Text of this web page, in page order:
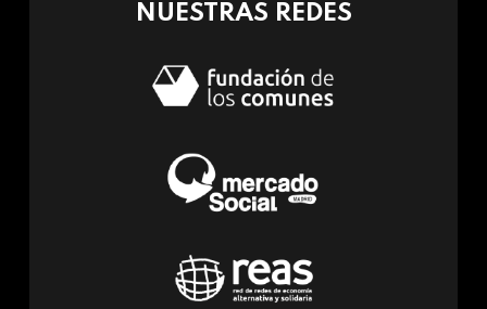
NUESTRAS REDES